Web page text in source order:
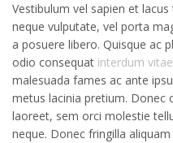
Vestibulum vel sapien et
neque vulputate, vel porta
a posuere libero. Quisque ac
odio consequat interdum vitae
malesuada fames ac ante
metus lacinia pretium. Donec
laoreet, sem orci molestie
neque. Donec fringilla